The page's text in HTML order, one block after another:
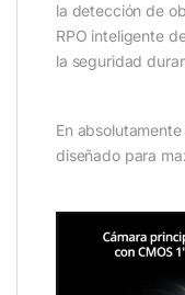
la detección de
RPO inteligente
la seguridad
En
diseñado para